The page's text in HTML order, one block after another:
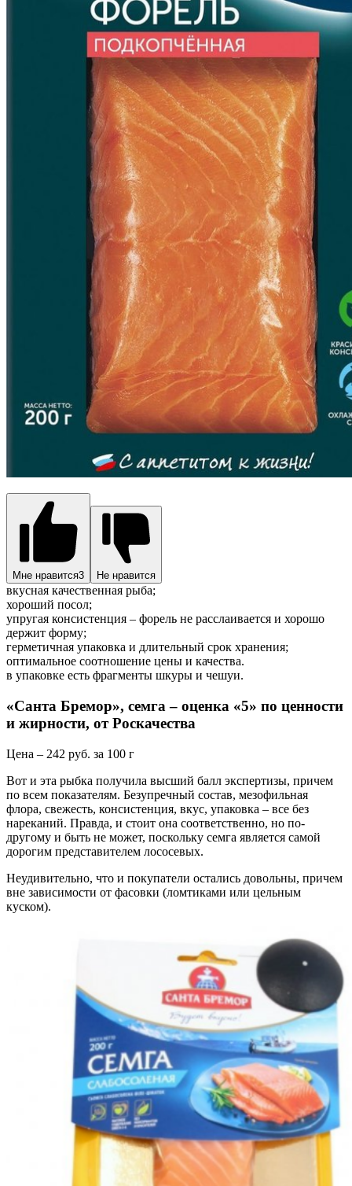
Мне нравится3 Не нравится
вкусная качественная рыба;
хороший посол;
упругая консистенция – форель не расслаивается и хорошо
держит форму;
герметичная упаковка и длительный срок хранения;
оптимальное соотношение цены и качества.
в упаковке есть фрагменты шкуры и чешуи.
«Санта Бремор», семга – оценка «5» по ценности
и жирности, от Роскачества
Цена – 242 руб. за 100 г
Вот и эта рыбка получила высший балл экспертизы, причем
по всем показателям. Безупречный состав, мезофильная
флора, свежесть, консистенция, вкус, упаковка – все без
нареканий. Правда, и стоит она соответственно, но по-
другому и быть не может, поскольку семга является самой
дорогим представителем лососевых.
Неудивительно, что и покупатели остались довольны, причем
вне зависимости от фасовки (ломтиками или цельным
куском).